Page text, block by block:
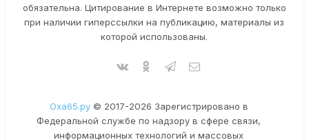
обязательна. Цитирование в Интернете возможно только
при наличии гиперссылки на публикацию, материалы из
которой использованы.
Оха65.ру© 2017-2026 Зарегистрировано в
Федеральной службе по надзору в сфере связи,
информационных технологий и массовых